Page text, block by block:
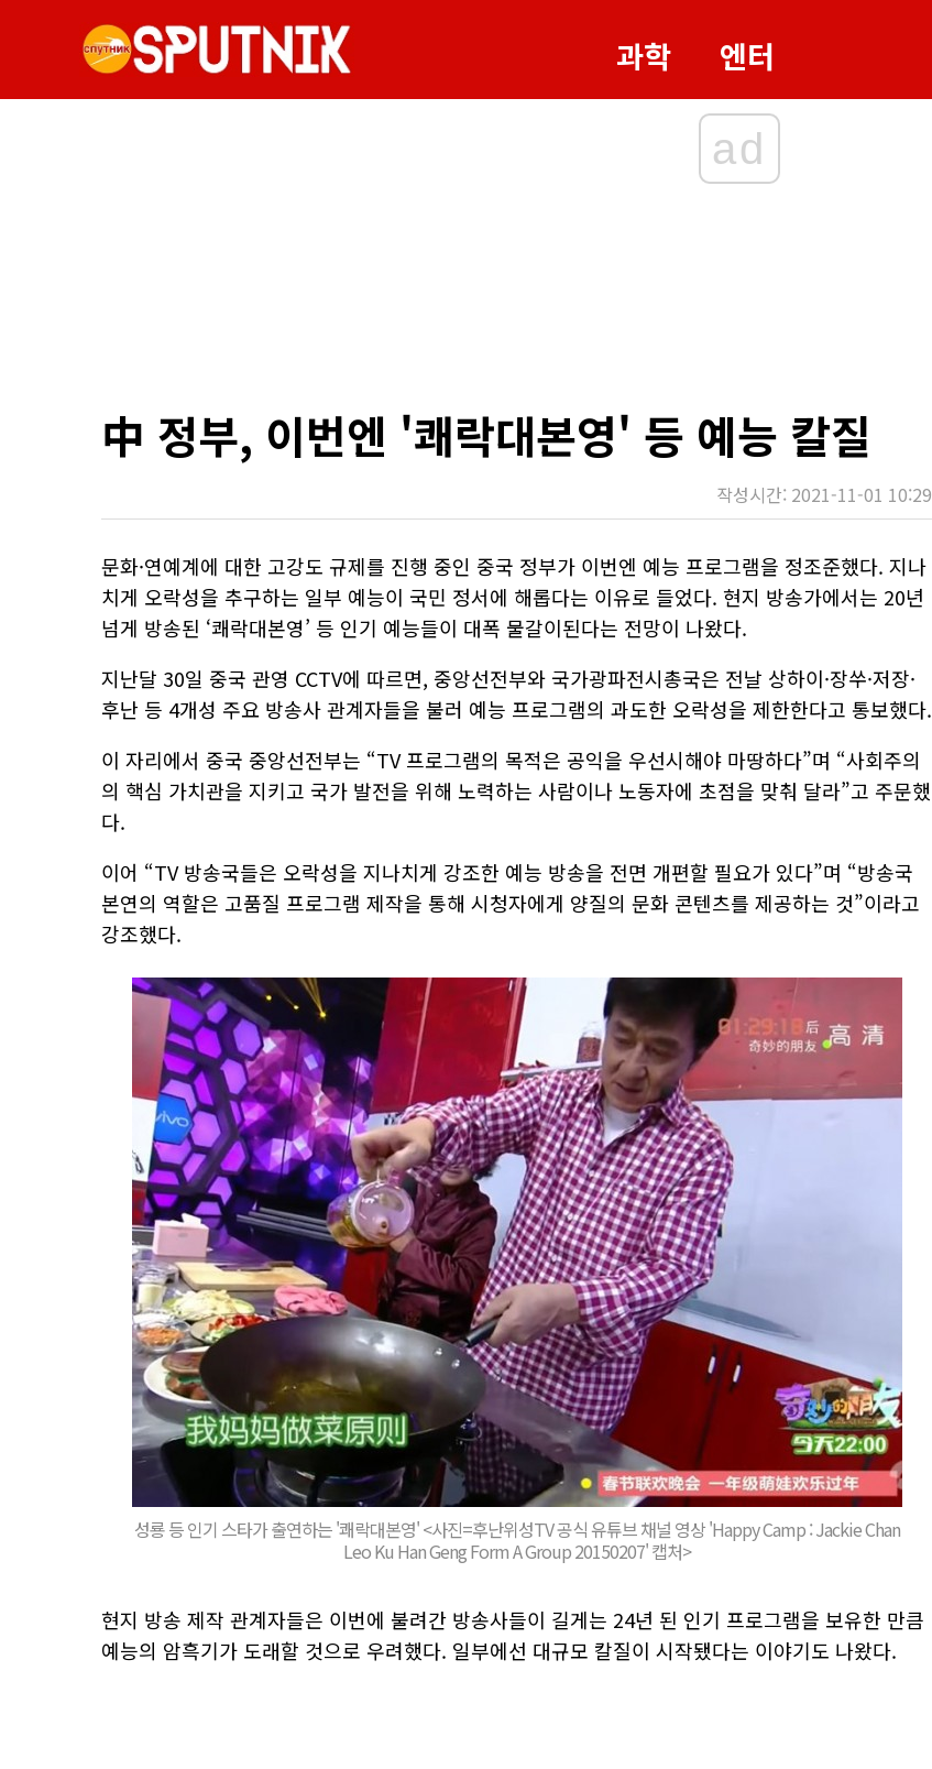
과학 엔터
ad
中 정부, 이번엔 '쾌락대본영' 등 예능 칼질
작성시간: 2021-11-01 10:29
문화·연예계에 대한 고강도 규제를 진행 중인 중국 정부가 이번엔 예능 프로그램을 정조준했다. 지나
치게 오락성을 추구하는 일부 예능이 국민 정서에 해롭다는 이유로 들었다. 현지 방송가에서는 20년
넘게 방송된 ‘쾌락대본영’ 등 인기 예능들이 대폭 물갈이된다는 전망이 나왔다.
지난달 30일 중국 관영 CCTV에 따르면, 중앙선전부와 국가광파전시총국은 전날 상하이·장쑤·저장·
후난 등 4개성 주요 방송사 관계자들을 불러 예능 프로그램의 과도한 오락성을 제한한다고 통보했다.
이 자리에서 중국 중앙선전부는 “TV 프로그램의 목적은 공익을 우선시해야 마땅하다”며 “사회주의
의 핵심 가치관을 지키고 국가 발전을 위해 노력하는 사람이나 노동자에 초점을 맞춰 달라”고 주문했
다.
이어 “TV 방송국들은 오락성을 지나치게 강조한 예능 방송을 전면 개편할 필요가 있다”며 “방송국
본연의 역할은 고품질 프로그램 제작을 통해 시청자에게 양질의 문화 콘텐츠를 제공하는 것”이라고
강조했다.
성룡 등 인기 스타가 출연하는 '쾌락대본영' <사진=후난위성TV 공식 유튜브 채널 영상 'Happy Camp : Jackie Chan
Leo Ku Han Geng Form A Group 20150207' 캡처>
현지 방송 제작 관계자들은 이번에 불려간 방송사들이 길게는 24년 된 인기 프로그램을 보유한 만큼
예능의 암흑기가 도래할 것으로 우려했다. 일부에선 대규모 칼질이 시작됐다는 이야기도 나왔다.